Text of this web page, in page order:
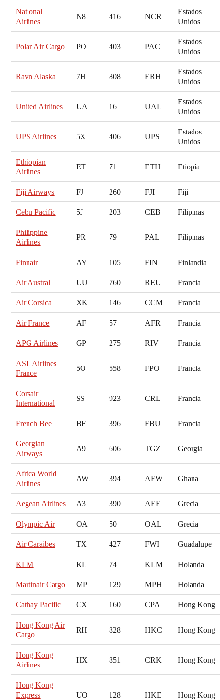
National
Airlines
N8 416 NCR
Estados
Unidos
Polar Air Cargo PO 403 PAC
Estados
Unidos
Ravn Alaska 7H 808 ERH
Estados
Unidos
United Airlines UA 16 UAL
Estados
Unidos
UPS Airlines 5X 406 UPS
Estados
Unidos
Ethiopian
Airlines
ET 71 ETH Etiopía
Fiji Airways FJ 260 FJI Fiji
Cebu Pacific 5J 203 CEB Filipinas
Philippine
Airlines
PR 79 PAL Filipinas
Finnair AY 105 FIN Finlandia
Air Austral UU 760 REU Francia
Air Corsica XK 146 CCM Francia
Air France AF 57 AFR Francia
APG Airlines GP 275 RIV Francia
ASL Airlines
France
5O 558 FPO Francia
Corsair
International
SS 923 CRL Francia
French Bee BF 396 FBU Francia
Georgian
Airways
A9 606 TGZ Georgia
Africa World
Airlines
AW 394 AFW Ghana
Aegean Airlines A3 390 AEE Grecia
Olympic Air OA 50 OAL Grecia
Air Caraibes TX 427 FWI Guadalupe
KLM KL 74 KLM Holanda
Martinair Cargo MP 129 MPH Holanda
Cathay Pacific CX 160 CPA Hong Kong
Hong Kong Air
Cargo
RH 828 HKC Hong Kong
Hong Kong
Airlines
HX 851 CRK Hong Kong
Hong Kong
Express
UO 128 HKE Hong Kong